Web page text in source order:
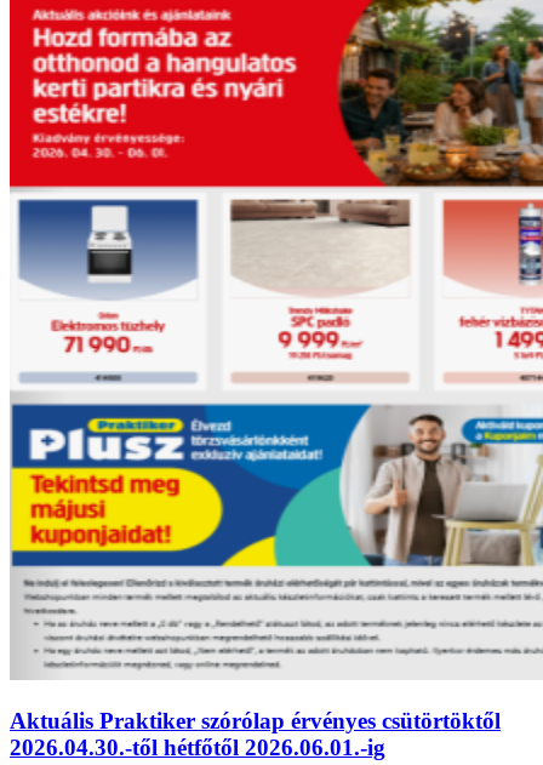
Aktuális Praktiker szórólap érvényes csütörtöktől
2026.04.30.-től hétfőtől 2026.06.01.-ig